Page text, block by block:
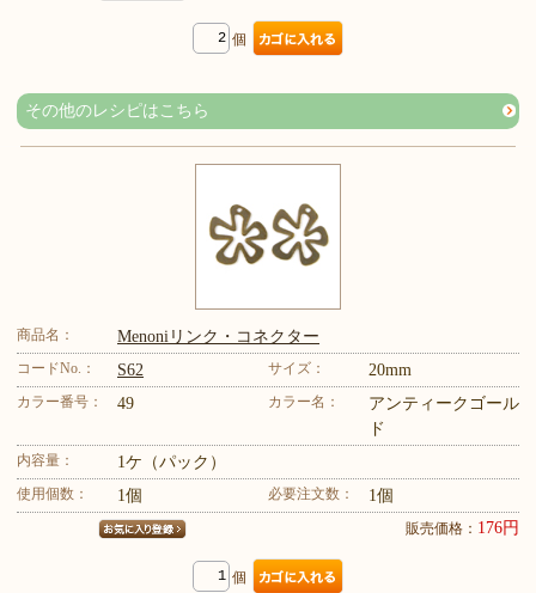
個
その他のレシピはこちら
商品名： Menoniリンク・コネクター
コードNo.： S62 サイズ： 20mm
カラー番号： 49 カラー名：
アンティークゴール
ド
内容量： 1ケ（パック）
使用個数： 1個 必要注文数： 1個
販売価格： 176円
個